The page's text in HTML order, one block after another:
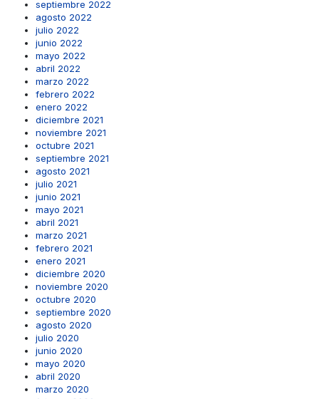
septiembre 2022
agosto 2022
julio 2022
junio 2022
mayo 2022
abril 2022
marzo 2022
febrero 2022
enero 2022
diciembre 2021
noviembre 2021
octubre 2021
septiembre 2021
agosto 2021
julio 2021
junio 2021
mayo 2021
abril 2021
marzo 2021
febrero 2021
enero 2021
diciembre 2020
noviembre 2020
octubre 2020
septiembre 2020
agosto 2020
julio 2020
junio 2020
mayo 2020
abril 2020
marzo 2020